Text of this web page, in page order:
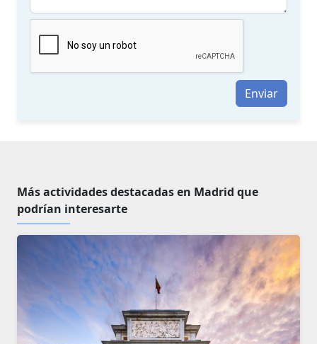
Enviar
Más actividades destacadas en Madrid que
podrían interesarte